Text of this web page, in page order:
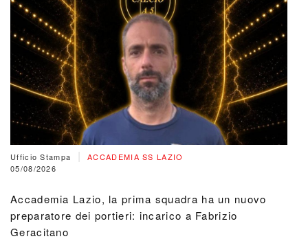
Ufficio Stampa
ACCADEMIA SS LAZIO
05/08/2026
Accademia Lazio, la prima squadra ha un nuovo
preparatore dei portieri: incarico a Fabrizio
Geracitano